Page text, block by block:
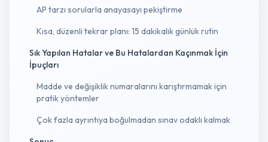
AP tarzı sorularla anayasayı pekiştirme
Kısa, düzenli tekrar planı: 15 dakikalık günlük rutin
Sık Yapılan Hatalar ve Bu Hatalardan Kaçınmak İçin
İpuçları
Madde ve değişiklik numaralarını karıştırmamak için
pratik yöntemler
Çok fazla ayrıntıya boğulmadan sınav odaklı kalmak